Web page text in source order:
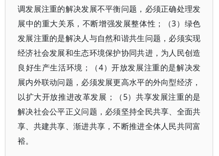
调发展注重的解决发展不平衡问题，必须正确处理发
展中的重大关系，不断增强发展整体性；（3）绿色
发展注重的是解决人与自然和谐共生问题，必须实现
经济社会发展和生态环境保护协同共进，为人民创造
良好生产生活环境；（4）开放发展注重的是解决发
展内外联动问题，必须发展更高水平的外向型经济，
以扩大开放推进改革发展；（5）共享发展注重的是
解决社会公平正义问题，必须坚持全民共享、全面共
享、共建共享、渐进共享，不断推进全体人民共同富
裕。